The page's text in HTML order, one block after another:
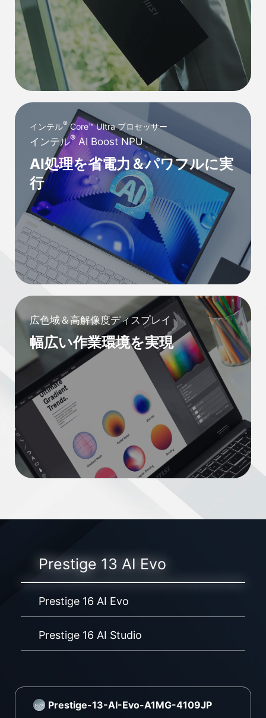
インテル®Core™ Ultra プロセッサー
インテル® AI Boost NPU
AI処理を省電力＆パワフルに実
行
広色域＆高解像度ディスプレイ
幅広い作業環境を実現
Prestige 13 AI Evo
Prestige 16 AI Evo
Prestige 16 AI Studio
Prestige-13-AI-Evo-A1MG-4109JP